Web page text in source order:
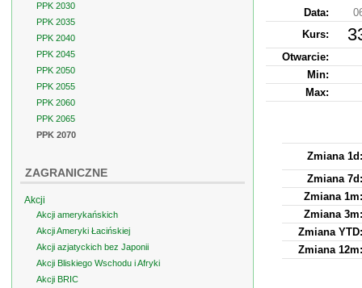
Data:
Kurs:
Otwarcie:
Min:
Max:
Zmiana 1d:
Zmiana 7d:
Zmiana 1m:
Zmiana 3m:
Zmiana YTD:
Zmiana 12m:
PPK 2030
PPK 2035
PPK 2040
PPK 2045
PPK 2050
PPK 2055
PPK 2060
PPK 2065
PPK 2070
ZAGRANICZNE
Akcji
Akcji amerykańskich
Akcji Ameryki Łacińskiej
Akcji azjatyckich bez Japonii
Akcji Bliskiego Wschodu i Afryki
Akcji BRIC